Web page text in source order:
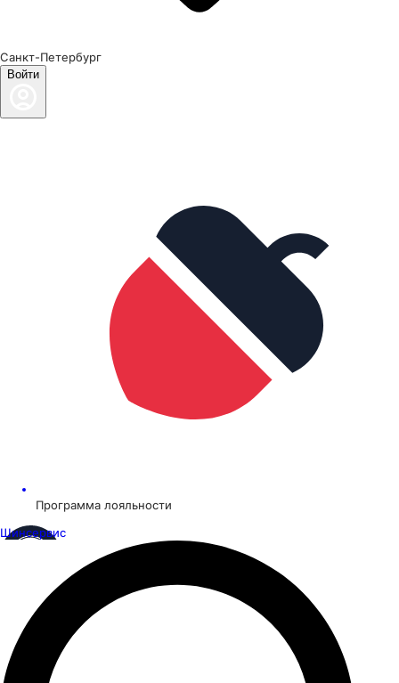
Санкт-Петербург
Войти
Программа лояльности
Шинсервис